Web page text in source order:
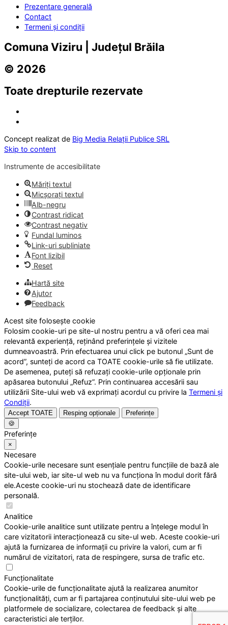
Prezentare generală
Contact
Termeni și condiții
Comuna Viziru | Județul Brăila
© 2026
Toate drepturile rezervate
Concept realizat de Big Media Relații Publice SRL
Skip to content
Instrumente de accesibilitate
Măriți textul
Micșorați textul
Alb-negru
Contrast ridicat
Contrast negativ
Fundal luminos
Link-uri subliniate
Font lizibil
Reset
Hartă site
Ajutor
Feedback
Acest site folosește cookie
Folosim cookie-uri pe site-ul nostru pentru a vă oferi cea mai
relevantă experiență, reținând preferințele și vizitele
dumneavoastră. Prin efectuarea unui click pe butonul „Sunt de
acord”, sunteți de acord ca TOATE cookie-urile să fie utilizate.
De asemenea, puteți să refuzați cookie-urile opționale prin
apăsarea butonului „Refuz”. Prin continuarea accesării sau
utilizării Site-ului web vă exprimați acordul cu privire la Termeni și
Condiții.
Accept TOATE Resping opționale
Preferințe
🍪
Preferințe
×
Necesare
Cookie-urile necesare sunt esențiale pentru funcțiile de bază ale
site-ului web, iar site-ul web nu va funcționa în modul dorit fără
ele.Aceste cookie-uri nu stochează date de identificare
personală.
Analitice
Cookie-urile analitice sunt utilizate pentru a înțelege modul în
care vizitatorii interacționează cu site-ul web. Aceste cookie-uri
ajută la furnizarea de informații cu privire la valori, cum ar fi
numărul de vizitatori, rata de respingere, sursa de trafic etc.
Funcționalitate
Cookie-urile de funcționalitate ajută la realizarea anumitor
funcționalități, cum ar fi partajarea conținutului site-ului web pe
platformele de socializare, colectarea de feedback și alte
caracteristici ale terților.